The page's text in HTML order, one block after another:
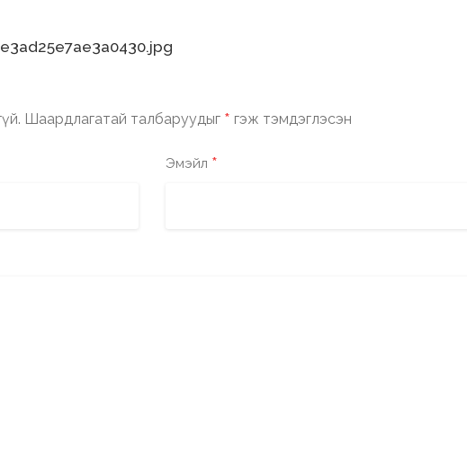
Шаардлагатай талбаруудыг * гэж тэмдэглэсэн
Эмэйл *